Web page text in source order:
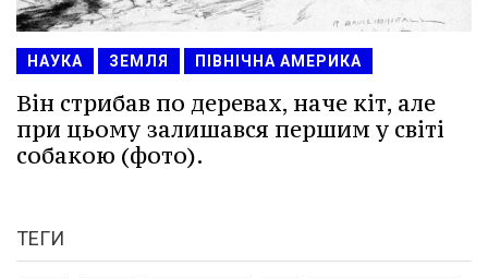
НАУКА ЗЕМЛЯ ПІВНІЧНА АМЕРИКА
Він стрибав по деревах, наче кіт, але
при цьому залишався першим у світі
собакою (фото).
ТЕГИ